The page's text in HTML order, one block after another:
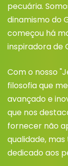
pecuária.
dinamismo do
começou há
inspiradora de
Com o nosso
filosofia que
avançado e
que nos
fornecer não
qualidade,
dedicado aos